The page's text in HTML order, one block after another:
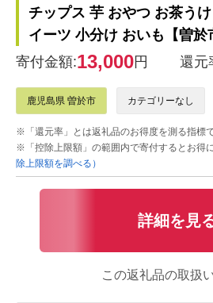
チップス 芋 おやつ お茶う
イーツ 小分け おいも【曽於
寄付金額:13,000円 還元
鹿児島県 曽於市 カテゴリーなし
※「還元率」とは返礼品のお得度を測る指標
※「控除上限額」の範囲内で寄付するとお得
除上限額を調べる）
詳細を見
この返礼品の取扱